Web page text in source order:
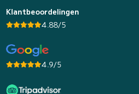
Klantbeoordelingen
4.88/5
4.9/5